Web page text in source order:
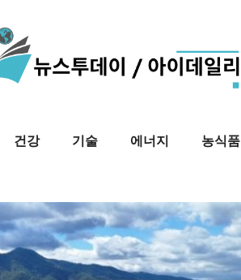
건강 기술 에너지 농식품